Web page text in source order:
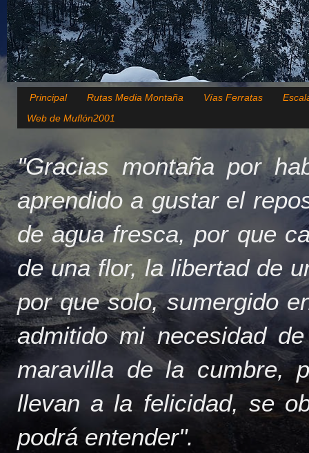
Principal Rutas Media Montaña Vías Ferratas
Web de Muflón2001
"Gracias montaña por
aprendido a gustar el
de agua fresca, por que
de una flor, la libertad de
por que solo, sumergido
admitido mi necesidad
maravilla de la cumbre,
llevan a la felicidad, se
podrá entender".